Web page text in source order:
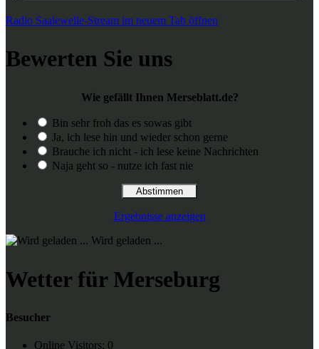
Radio Saalewelle-Stream im neuem Tab öffnen
Bewerten Sie uns
Wie gefällt Ihnen Merseblatt.de?
Bin sehr froh das es sowas gibt
Ja, ich lese hin und wieder schon gerne
Brauche ich nicht - ich lese keine Nachrichten
Naja geht so - nutze ich fast nie
Ergebnisse anzeigen
Wird geladen ...
Wetter für Merseburg
Besucher
Online Visitors: 0